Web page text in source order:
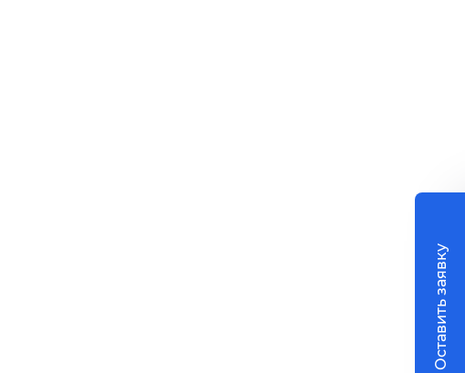
Оставить заявку